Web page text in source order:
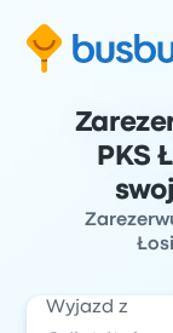
PKS
Wyjazd z